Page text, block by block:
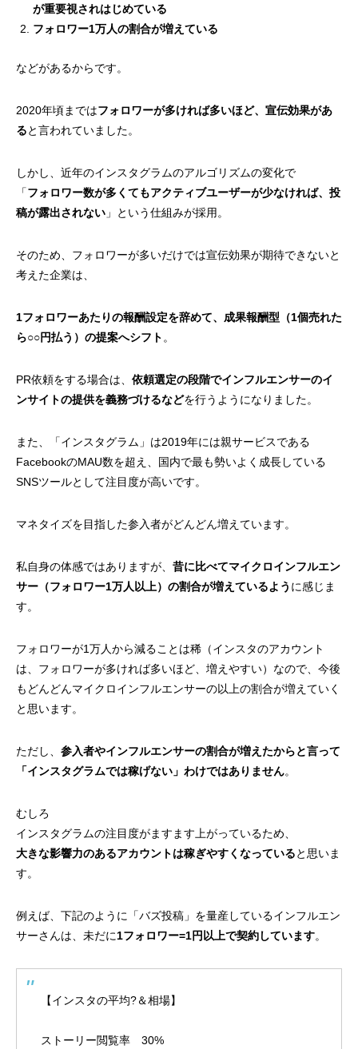
が重要視されはじめている
フォロワー1万人の割合が増えている
などがあるからです。
2020年頃まではフォロワーが多ければ多いほど、宣伝効果があ
ると言われていました。
しかし、近年のインスタグラムのアルゴリズムの変化で
「フォロワー数が多くてもアクティブユーザーが少なければ、投
稿が露出されない 」という仕組みが採用。
そのため、フォロワーが多いだけでは宣伝効果が期待できないと
考えた企業は、
1フォロワーあたりの報酬設定を辞めて、成果報酬型（1個売れた
ら○○円払う）の提案へシフト 。
PR依頼をする場合は、 依頼選定の段階でインフルエンサーのイ
ンサイトの提供を義務づけるなどを行うようになりました。
また、「インスタグラム」は2019年には親サービスである
FacebookのMAU数を超え、国内で最も勢いよく成長している
SNSツールとして注目度が高いです。
マネタイズを目指した参入者がどんどん増えています。
私自身の体感ではありますが、 昔に比べてマイクロインフルエン
サー（フォロワー1万人以上）の割合が増えているよう に感じま
す。
フォロワーが1万人から減ることは稀（インスタのアカウント
は、フォロワーが多ければ多いほど、増えやすい）なので、今後
もどんどんマイクロインフルエンサーの以上の割合が増えていく
と思います。
ただし、 参入者やインフルエンサーの割合が増えたからと言って
「インスタグラムでは稼げない」わけではありません。
むしろ
インスタグラムの注目度がますます上がっているため、
大きな影響力のあるアカウントは稼ぎやすくなっていると思いま
す。
例えば、下記のように「バズ投稿」を量産しているインフルエン
サーさんは、未だに1フォロワー=1円以上で契約しています。
【インスタの平均?＆相場】
ストーリー閲覧率 30%